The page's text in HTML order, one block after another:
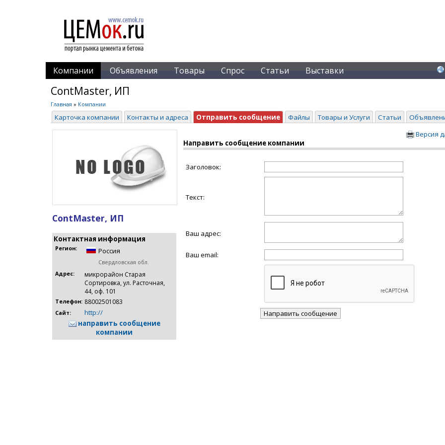
Компании Объявления Товары Спрос Статьи Выставки
ContMaster, ИП
Главная » Компании
Карточка компании Контакты и адреса Отправить сообщение Файлы Товары и Услуги Статьи
ContMaster, ИП
Контактная информация
Регион: Россия
Свердловская обл.
Адрес:
микрорайон Старая
Сортировка, ул. Расточная,
44, оф. 101
Телефон: 88002501083
Сайт:
http://
направить сообщение
компании
Версия
Направить сообщение компании
Заголовок:
Текст:
Ваш адрес:
Ваш email: